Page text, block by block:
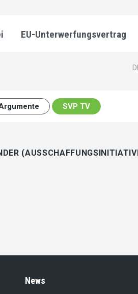
EU-Unterwerfungsvertrag
SVP TV
News